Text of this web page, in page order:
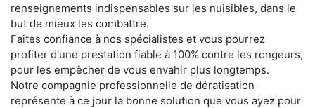
renseignements indispensables sur les nuisibles, dans le
but de mieux les combattre.
Faites confiance à nos spécialistes et vous pourrez
profiter d'une prestation fiable à 100% contre les rongeurs,
pour les empêcher de vous envahir plus longtemps.
Notre compagnie professionnelle de dératisation
représente à ce jour la bonne solution que vous ayez pour